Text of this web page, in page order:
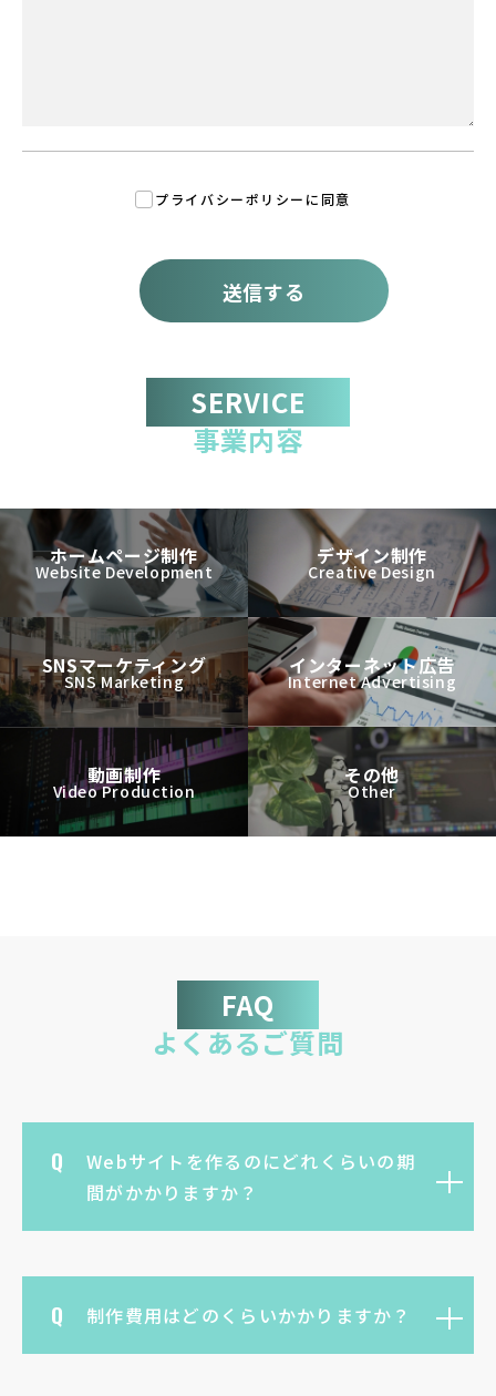
プライバシーポリシーに同意
SERVICE
事業内容
ホームページ制作
Website Development
デザイン制作
Creative Design
SNSマーケティング
SNS Marketing
インターネット広告
Internet Advertising
動画制作
Video Production
その他
Other
FAQ
よくあるご質問
Webサイトを作るのにどれくらいの期
間がかかりますか？
制作費用はどのくらいかかりますか？